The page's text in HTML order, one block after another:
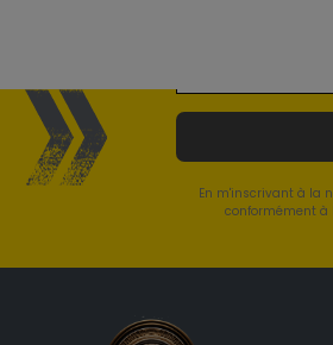
En m'inscrivant à la
conformément à